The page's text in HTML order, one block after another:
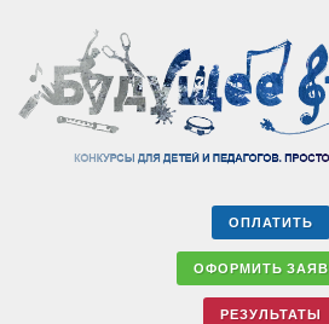
ОПЛАТИТЬ
ОФОРМИТЬ
РЕЗУЛЬТАТЫ